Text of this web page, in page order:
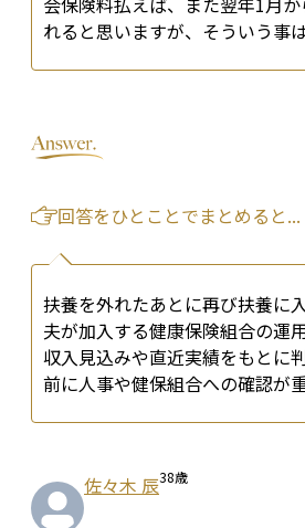
れると思いますが、そういう事
回答をひとことでまとめると...
扶養を外れたあとに再び扶養に
夫が加入する健康保険組合の運
収入見込みや直近実績をもとに
前に人事や健保組合への確認が重
佐々木 辰38歳